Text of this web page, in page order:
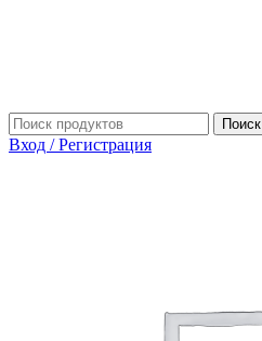
Поиск
Вход / Регистрация